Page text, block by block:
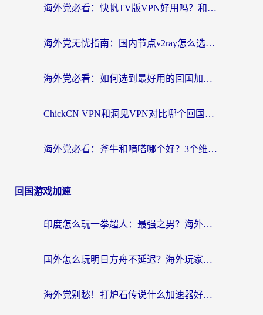
海外党必看：快帆TV版VPN好用吗？和快游VPN对比哪个回国效果更好？附实用避坑指南
海外党无忧指南：国内节点v2ray怎么选？一键回国VPN+多场景实测帮你避坑
海外党必看：如何选到最好用的回国加速器？从节点到售后的全维度指南
ChickCN VPN和洞见VPN对比哪个回国效果更好？海外党亲测3款加速器+避坑指南
海外党必看：斧牛和嘀嗒哪个好？3个维度教你选对回国加速器
回国游戏加速
印度怎么玩一拳超人：最强之男？海外党国服游戏加速避坑指南
国外怎么玩明日方舟不延迟？海外玩家国服游戏加速终极指南（附DNF梦幻诛仙解决方案）
海外党别愁！打炉石传说什么加速器好用？3个实用技巧解决国服游戏卡顿